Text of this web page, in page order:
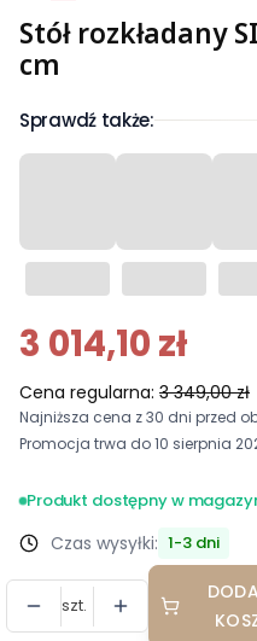
Stół rozkładany
cm
Sprawdź także:
3 014,10 zł
Cena regularna: 3 349,00 zł
Najniższa cena z 30 dni przed
Promocja trwa do 10 sierpnia
Produkt dostępny w
Czas wysyłki: 1-3 dni
szt.